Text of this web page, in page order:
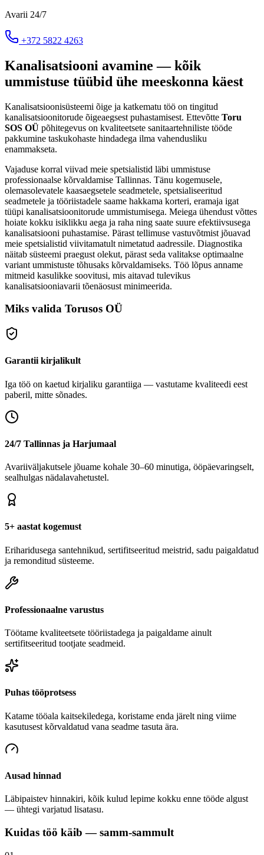
Avarii 24/7
+372 5822 4263
Kanalisatsiooni avamine — kõik
ummistuse tüübid ühe meeskonna käest
Kanalisatsioonisüsteemi õige ja katkematu töö on tingitud
kanalisatsioonitorude õigeaegsest puhastamisest. Ettevõtte Toru
SOS OÜ põhitegevus on kvaliteetsete sanitaartehniliste tööde
pakkumine taskukohaste hindadega ilma vahendusliku
enammakseta.
Vajaduse korral viivad meie spetsialistid läbi ummistuse
professionaalse kõrvaldamise Tallinnas. Tänu kogemusele,
olemasolevatele kaasaegsetele seadmetele, spetsialiseeritud
seadmetele ja tööriistadele saame hakkama korteri, eramaja igat
tüüpi kanalisatsioonitorude ummistumisega. Meiega ühendust võttes
hoiate kokku isiklikku aega ja raha ning saate suure efektiivsusega
kanalisatsiooni puhastamise. Pärast tellimuse vastuvõtmist jõuavad
meie spetsialistid viivitamatult nimetatud aadressile. Diagnostika
näitab süsteemi praegust olekut, pärast seda valitakse optimaalne
variant ummistuste tõhusaks kõrvaldamiseks. Töö lõpus anname
mitmeid kasulikke soovitusi, mis aitavad tulevikus
kanalisatsiooniavarii tõenäosust minimeerida.
Miks valida Torusos OÜ
Garantii kirjalikult
Iga töö on kaetud kirjaliku garantiiga — vastutame kvaliteedi eest
paberil, mitte sõnades.
24/7 Tallinnas ja Harjumaal
Avariiväljakutsele jõuame kohale 30–60 minutiga, ööpäevaringselt,
sealhulgas nädalavahetustel.
5+ aastat kogemust
Eriharidusega santehnikud, sertifitseeritud meistrid, sadu paigaldatud
ja remonditud süsteeme.
Professionaalne varustus
Töötame kvaliteetsete tööriistadega ja paigaldame ainult
sertifitseeritud tootjate seadmeid.
Puhas tööprotsess
Katame tööala kaitsekiledega, koristame enda järelt ning viime
kasutusest kõrvaldatud vana seadme tasuta ära.
Ausad hinnad
Läbipaistev hinnakiri, kõik kulud lepime kokku enne tööde algust
— ühtegi varjatud lisatasu.
Kuidas töö käib — samm-sammult